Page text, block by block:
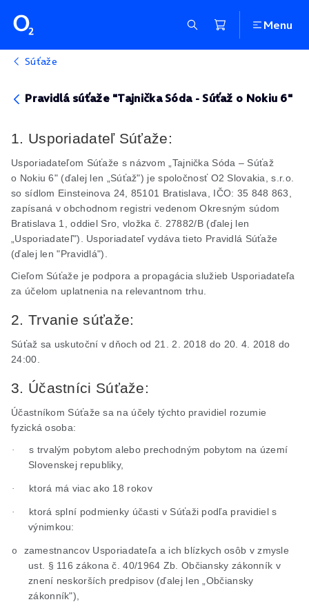
Menu
Súťaže
Pravidlá súťaže "Tajnička Sóda - Súťaž o Nokiu 6"
1. Usporiadateľ Súťaže:
Usporiadateľom Súťaže s názvom „Tajnička Sóda – Súťaž
o Nokiu 6" (ďalej len „Súťaž") je spoločnosť O2 Slovakia,s.r.o.
so sídlom Einsteinova 24, 85101 Bratislava, IČO: 35 848 863,
zapísaná v obchodnom registri vedenom Okresným súdom
Bratislava 1, oddiel Sro , vložka č. 27882/B (ďalej len
„Usporiadateľ"). Usporiadateľ vydáva tieto Pravidlá Súťaže
(ďalej len "Pravidlá").
Cieľom Súťaže je podpora a propagácia služieb Usporiadateľa
za účelom uplatnenia na relevantnom trhu.
2. Trvanie súťaže:
Súťaž sa uskutoční v dňoch od 21. 2. 2018 do 20. 4. 2018 do
24:00.
3. Účastníci Súťaže:
Účastníkom Súťaže sa na účely týchto pravidiel rozumie
fyzická osoba:
·
s trvalým pobytom alebo prechodným pobytom na území
Slovenskej republiky,
· ktorá má viac ako 18 rokov
·
ktorá splní podmienky účasti v Súťaži podľa pravidiel s
výnimkou:
o
zamestnancov Usporiadateľa a ich blízkych osôb v zmysle
ust. § 116 zákona č. 40/1964 Zb. Občiansky zákonník v
znení neskorších predpisov (ďalej len „Občiansky
zákonník"),